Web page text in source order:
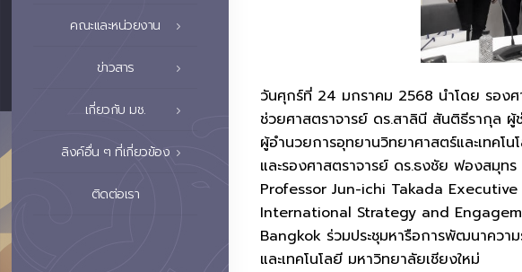
คณะและหน่วยงาน
ข่าวสาร
เกี่ยวกับ มช.
ลิงค์อื่น ๆ ที่เกี่ยวข้อง
ติดต่อเรา
วันศุกร์ที่ 24 มกราคม 2568 นำโดย รอง
ช่วยศาสตราจารย์ ดร.สาลินี สันติธีรากุล
ผู้อำนวยการอุทยานวิทยาศาสตร์และเทคโ
และรองศาสตราจารย์ ดร.ธงชัย ฟองสมุ
Professor Jun-ichi Takada
International Strategy and
Bangkok ร่วมประชุมหารือการพัฒนาควา
และเทคโนโลยี มหาวิทยาลัยเชียงใหม่